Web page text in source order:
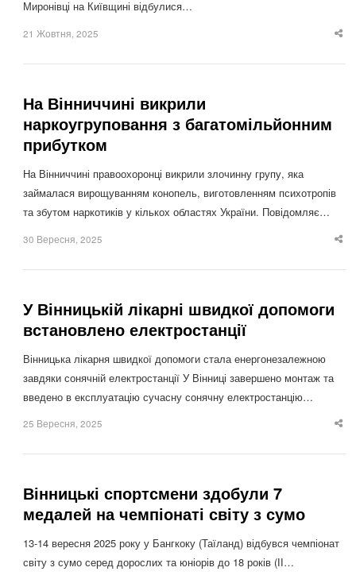
Миронівці на Київщині відбулися…
21 Жовтня, 2025
На Вінниччині викрили
наркоугруповання з багатомільйонним
прибутком
На Вінниччині правоохоронці викрили злочинну групу, яка
займалася вирощуванням конопель, виготовленням психотропів
та збутом наркотиків у кількох областях України. Повідомляє…
30 Вересня, 2025
У Вінницькій лікарні швидкої допомоги
встановлено електростанції
Вінницька лікарня швидкої допомоги стала енергонезалежною
завдяки сонячній електростанції У Вінниці завершено монтаж та
введено в експлуатацію сучасну сонячну електростанцію…
25 Вересня, 2025
Вінницькі спортсмени здобули 7
медалей на чемпіонаті світу з сумо
13-14 вересня 2025 року у Бангкоку (Таїланд) відбувся чемпіонат
світу з сумо серед дорослих та юніорів до 18 років (ІІ…